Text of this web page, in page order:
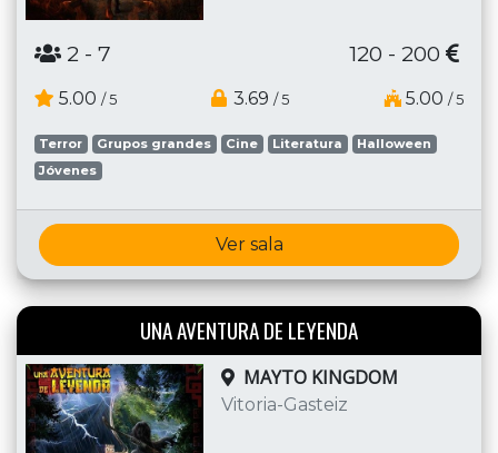
2 - 7 120 - 200
5.00 / 5 3.69 / 5 5.00 / 5
Terror Grupos grandes Cine Literatura
Halloween
Jóvenes
Ver sala
UNA AVENTURA DE LEYENDA
MAYTO KINGDOM
Vitoria-Gasteiz